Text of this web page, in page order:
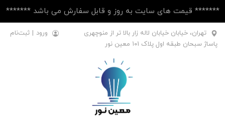
******* قیمت های سایت به روز و قابل سفارش می باشد *******
تهران، خیابان خیابان لاله زار بالا تر از منوچهری
پاساژ سبحان طبقه اول پلاک ۱۰1 معین نور
ورود | ثبت‌نام